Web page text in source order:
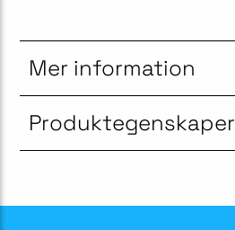
Mer information
Produktegenskaper